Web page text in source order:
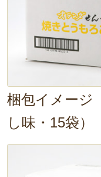
梱包イメージ
し味・15袋）